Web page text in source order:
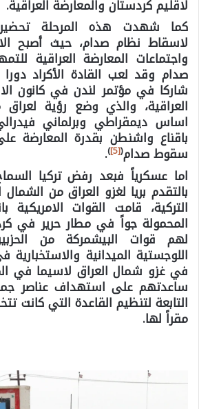
لاقليم كردستان والمعارضة العراقية.
كما شهدت هذه المرحلة
لاسقاط نظام صدام، حيث أصبح
واجتماعات المعارضة العراقية
صدام وقد لعب القادة الأكراد
العراقية، والذي وضع رؤية
اساس ديمقراطي وبرلماني
باقناع واشنطن بقدرة المعارضة
سقوط صدام(
[5]
)
.
اما عسكرياً فبعد رفض تركيا
بالتقدم بريا لغزو العراق من
التركية، قامت القوات الامريكية
المحمولة جواً في مطار حرير في
لهم قوات البيشمركة من
اللوجستية الميدانية
في غزو شمال العراق لاسيما في
ساعدتهم على استهداف عناصر
التابعة لتنظيم القاعدة التي كانت
مقراً لها.